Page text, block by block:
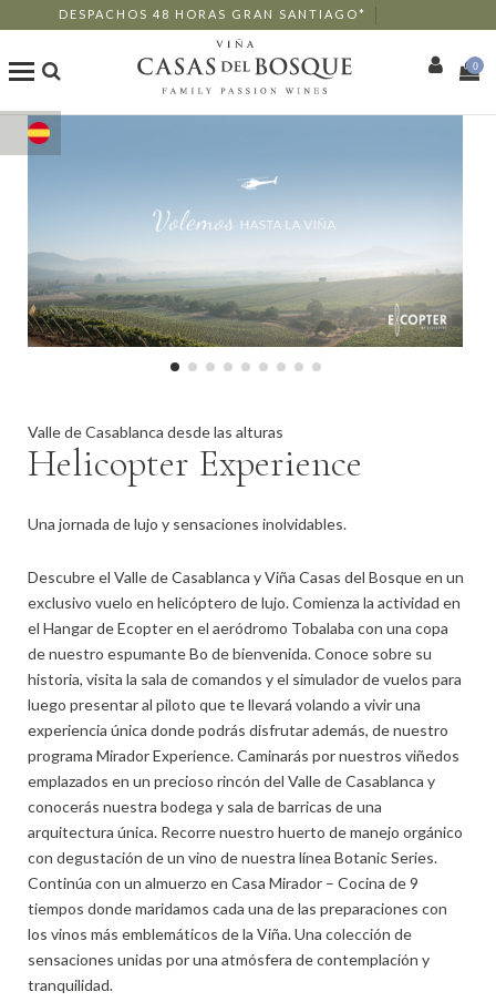
DESPACHOS 48 HORAS GRAN SANTIAGO*
Tienda Online
Enoturismo
Restaurants
Wine Club
0
Valle de Casablanca desde las alturas
Helicopter Experience
Una jornada de lujo y sensaciones inolvidables.
Descubre el Valle de Casablanca y Viña Casas del Bosque en un
exclusivo vuelo en helicóptero de lujo. Comienza la actividad en
el Hangar de Ecopter en el aeródromo Tobalaba con una copa
de nuestro espumante Bo de bienvenida. Conoce sobre su
historia, visita la sala de comandos y el simulador de vuelos para
luego presentar al piloto que te llevará volando a vivir una
experiencia única donde podrás disfrutar además, de nuestro
programa Mirador Experience. Caminarás por nuestros viñedos
emplazados en un precioso rincón del Valle de Casablanca y
conocerás nuestra bodega y sala de barricas de una
arquitectura única. Recorre nuestro huerto de manejo orgánico
con degustación de un vino de nuestra línea Botanic Series.
Continúa con un almuerzo en Casa Mirador – Cocina de 9
tiempos donde maridamos cada una de las preparaciones con
los vinos más emblemáticos de la Viña. Una colección de
sensaciones unidas por una atmósfera de contemplación y
tranquilidad.